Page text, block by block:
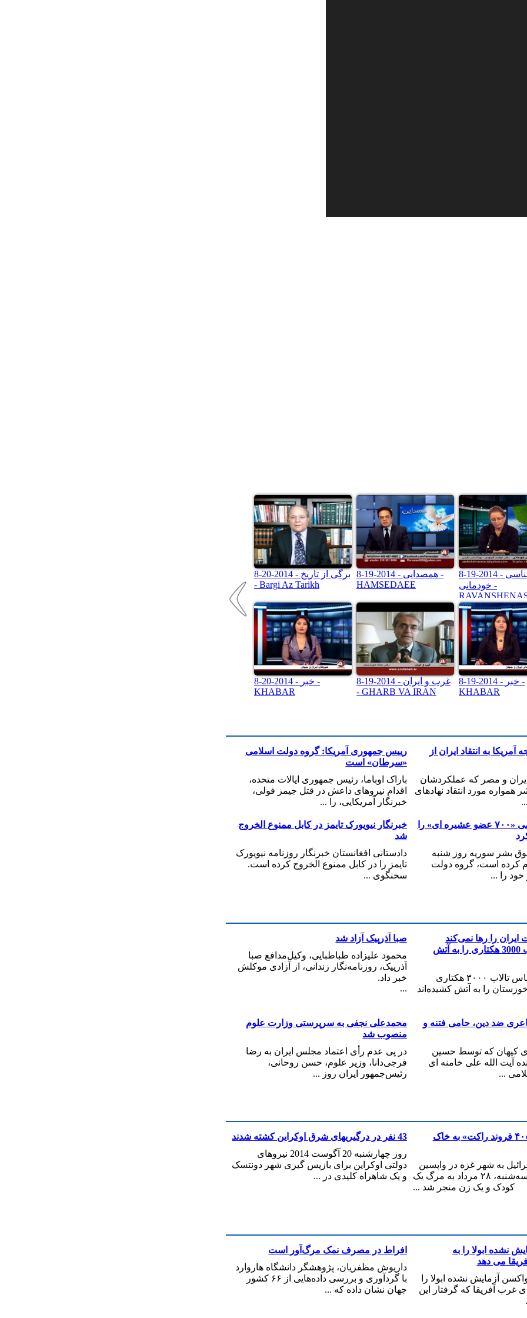
8-20-2014 - برگی از تاریخ
- Bargi Az Tarikh
8-20-2014 - خبر -
KHABAR
8-19-2014 - همصدایی -
HAMSEDAEE
8-19-2014 - غرب و ایران
- GHARB VA IRAN
8-19-2014 - روانشناسی
خودمانی -
KHODEMANI
8-19-2014 - خبر -
KHABAR
رییس جمهوری آمریکا: گروه دولت اسلامی
«سرطان» است
باراک اوباما، رئیس جمهوری ایالات متحده،
اقدام نیروهای داعش در قتل جیمز فولی،
خبرنگار آمریکایی، را ...
به انتقاد ایران از
و مصر که عملکردشان
مورد انتقاد نهادهای
خبرنگار نیویورک تایمز در کابل ممنوع الخروج
شد
دادستانی افغانستان خبرنگار روزنامه نیویورک
تایمز را در کابل ممنوع الخروج کرده است.
سخنگوی ...
گروه دولت اسلامی «۷۰۰ عضو عشيره ای» را
بشر سوريه روز شنبه
کرده است، گروه دولت
خود را ...
صبا آذرپیک آزاد شد
محمود علیزاده طباطبایی، وکیل‌مدافع صبا
آذرپیک، روزنامه‌نگار زندانی، از آزادی موکلش
خبر داد.
...
را رها نمی‌کند
زمین‌خواران تالاب 3000 هکتاری را به آتش
زمین‌خواران ناشناس تالاب ۳۰۰۰ هکتاری
خوزستان را به آتش کشیده‌اند
محمدعلی نجفی به سرپرستی وزارت علوم
منصوب شد
در پی عدم رأی اعتماد مجلس ایران به رضا
فرجی‌دانا، وزیر علوم، حسن روحانی،
رئیس‌جمهور ایران روز ...
ضد دین، حامی فتنه و
کیهان که توسط حسین
آیت الله علی خامنه ای
...
43 نفر در درگیریهای شرق اوکراین کشته شدند
روز چهارشنبه 20 آگوست 2014 نیروهای
دولتی اوکراین برای بازپس گیری شهر دونتسک
و یک شاهراه کلیدی در ...
حماس از پرتاب «۴۰ فروند راکت» به خاک
به شهر غزه در واپسین
ساعات روز سه‌شنبه، ۲۸ مرداد به مرگ یک
کودک و یک زن منجر شد ...
افراط در مصرف نمک مرگ‌آور است
داریوش مظفریان، پژوهشگر دانشگاه هاروارد
با گردآوری و بررسی داده‌هایی از ۶۶ کشور
جهان نشان داده که ...
نشده ابولا را به
می دهد
آزمایش نشده ابولا را
غرب آفریقا که گرفتار این